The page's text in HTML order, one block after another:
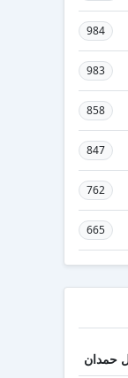
984
983
858
847
762
665